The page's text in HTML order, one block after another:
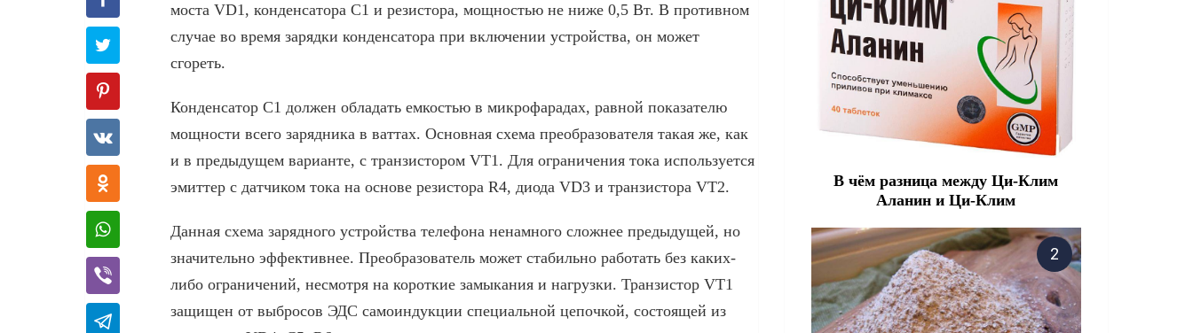
моста VD1, конденсатора С1 и резистора, мощностью не ниже 0,5 Вт. В противном
случае во время зарядки конденсатора при включении устройства, он может
сгореть.
Конденсатор С1 должен обладать емкостью в микрофарадах, равной показателю
мощности всего зарядника в ваттах. Основная схема преобразователя такая же, как
и в предыдущем варианте, с транзистором VT1. Для ограничения тока используется
эмиттер с датчиком тока на основе резистора R4, диода VD3 и транзистора VT2.
Данная схема зарядного устройства телефона ненамного сложнее предыдущей, но
значительно эффективнее. Преобразователь может стабильно работать без каких-
либо ограничений, несмотря на короткие замыкания и нагрузки. Транзистор VT1
защищен от выбросов ЭДС самоиндукции специальной цепочкой, состоящей из
В чём разница между Ци-Клим
Аланин и Ци-Клим